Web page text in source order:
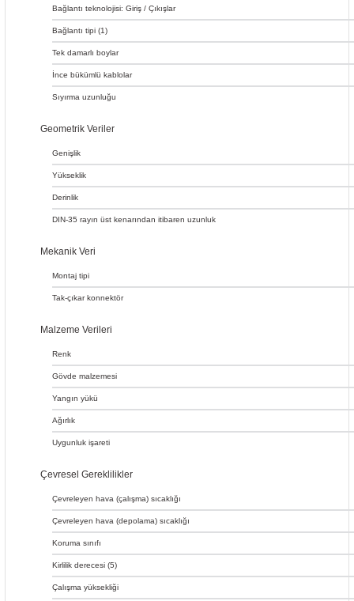
Bağlantı teknolojisi: Giriş / Çıkışlar
Bağlantı tipi (1)
Tek damarlı boylar
İnce bükümlü kablolar
Sıyırma uzunluğu
Geometrik Veriler
Genişlik
Yükseklik
Derinlik
DIN-35 rayın üst kenarından itibaren uzunluk
Mekanik Veri
Montaj tipi
Tak-çıkar konnektör
Malzeme Verileri
Renk
Gövde malzemesi
Yangın yükü
Ağırlık
Uygunluk işareti
Çevresel Gereklilikler
Çevreleyen hava (çalışma) sıcaklığı
Çevreleyen hava (depolama) sıcaklığı
Koruma sınıfı
Kirlilik derecesi (5)
Çalışma yüksekliği